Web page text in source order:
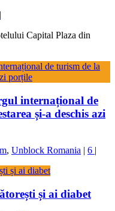
|
Capital Plaza din
internațional de
și-a deschis azi
, Unblock Romania | 6 |
și ai diabet